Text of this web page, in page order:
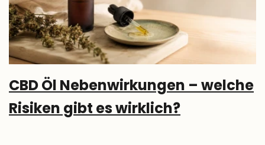
CBD Öl Nebenwirkungen – welche
Risiken gibt es wirklich?